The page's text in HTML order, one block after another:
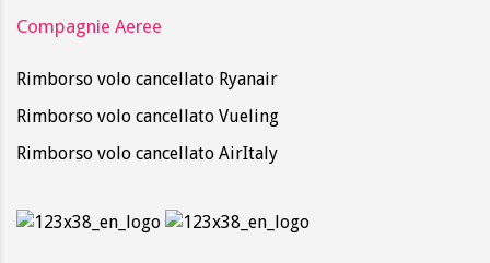
Compagnie Aeree
Rimborso volo cancellato Ryanair
Rimborso volo cancellato Vueling
Rimborso volo cancellato AirItaly